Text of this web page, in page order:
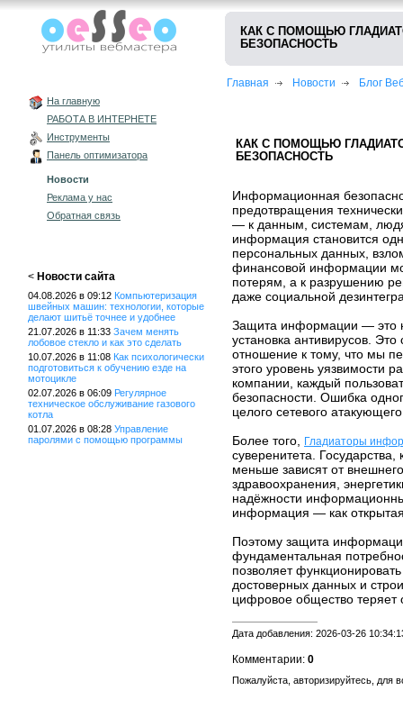
На главную
РАБОТА В ИНТЕРНЕТЕ
Инструменты
Панель оптимизатора
Новости
Реклама у нас
Обратная связь
< Новости сайта
04.08.2026 в 09:12 Компьютеризация
швейных машин: технологии, которые
делают шитьё точнее и удобнее
21.07.2026 в 11:33 Зачем менять
лобовое стекло и как это сделать
10.07.2026 в 11:08 Как психологически
подготовиться к обучению езде на
мотоцикле
02.07.2026 в 06:09 Регулярное
техническое обслуживание газового
котла
01.07.2026 в 08:28 Управление
паролями с помощью программы
КАК С ПОМОЩЬЮ
БЕЗОПАСНОСТЬ
Главная Новости Блог
КАК С ПОМОЩЬЮ
БЕЗОПАСНОСТЬ
Информационная
предотвращения
— к данным, системам,
информация становится
персональных данных,
финансовой информации
потерям, а к разрушению
даже социальной
Защита информации — это
установка антивирусов.
отношение к тому, что мы
этого уровень уязвимости
компании, каждый
безопасности. Ошибка
целого сетевого
Более того,
Гладиаторы
суверенитета.
меньше зависят от
здравоохранения,
надёжности
информация — как
Поэтому защита
фундаментальная
позволяет
достоверных данных и
цифровое общество теряет
Дата добавления: 2026-03-26
Комментарии: 0
Пожалуйста, авторизируйтесь, для